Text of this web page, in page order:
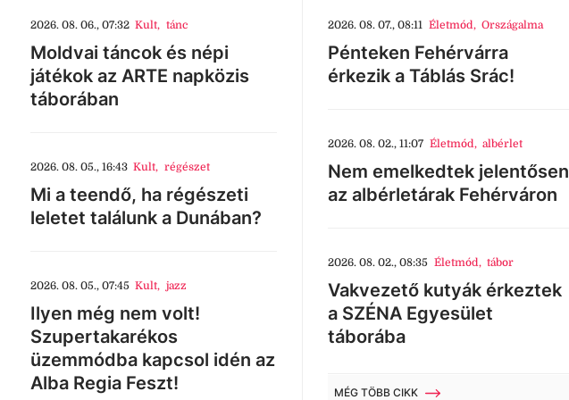
2026. 08. 06., 07:32 Kult, tánc
Moldvai táncok és népi
játékok az ARTE napközis
táborában
2026. 08. 05., 16:43 Kult, régészet
Mi a teendő, ha régészeti
leletet találunk a Dunában?
2026. 08. 05., 07:45 Kult, jazz
Ilyen még nem volt!
Szupertakarékos
üzemmódba kapcsol idén az
Alba Regia Feszt!
2026. 08. 07., 08:11 Életmód, Országalma
Pénteken Fehérvárra
érkezik a Táblás Srác!
2026. 08. 02., 11:07 Életmód, albérlet
Nem emelkedtek jelentősen
az albérletárak Fehérváron
2026. 08. 02., 08:35 Életmód, tábor
Vakvezető kutyák érkeztek
a SZÉNA Egyesület
táborába
MÉG TÖBB CIKK